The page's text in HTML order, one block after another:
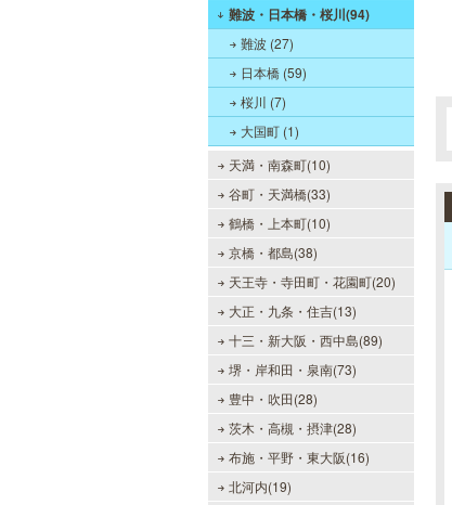
難波・日本橋・桜川(94)
難波 (27)
日本橋 (59)
桜川 (7)
大国町 (1)
天満・南森町(10)
谷町・天満橋(33)
鶴橋・上本町(10)
京橋・都島(38)
天王寺・寺田町・花園町(20)
大正・九条・住吉(13)
十三・新大阪・西中島(89)
堺・岸和田・泉南(73)
豊中・吹田(28)
茨木・高槻・摂津(28)
布施・平野・東大阪(16)
北河内(19)